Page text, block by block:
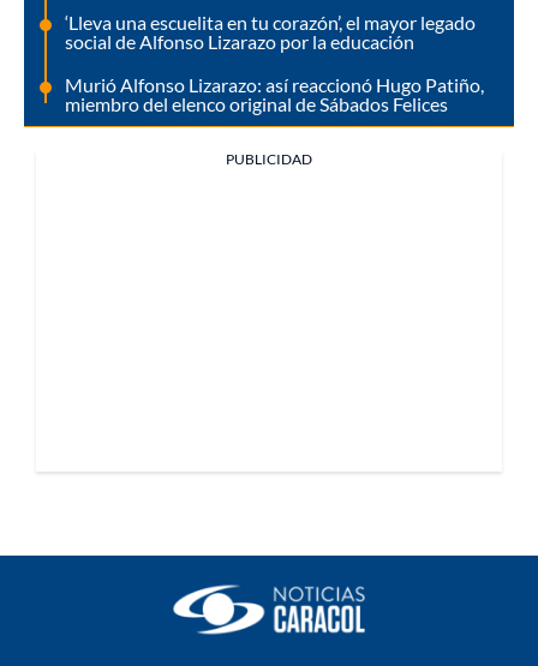
‘Lleva una escuelita en tu corazón’, el mayor legado
social de Alfonso Lizarazo por la educación
Murió Alfonso Lizarazo: así reaccionó Hugo Patiño,
miembro del elenco original de Sábados Felices
PUBLICIDAD